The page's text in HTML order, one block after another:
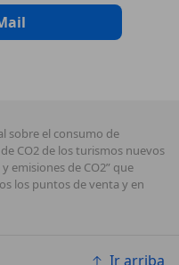
sobre el consumo de
CO2 de los turismos nuevos
emisiones de CO2” que
los puntos de venta y en
Ir arriba